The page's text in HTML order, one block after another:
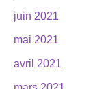
juin 2021
mai 2021
avril 2021